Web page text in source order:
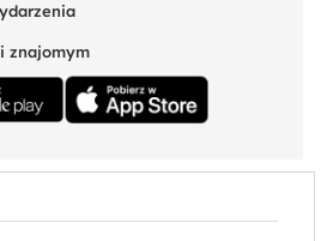
znajomym